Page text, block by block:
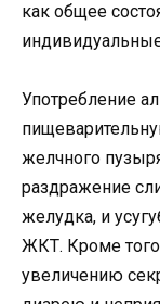
как общее
Употребление
желчного
раздражение
желудка, и
ЖКТ. Кроме
увеличению